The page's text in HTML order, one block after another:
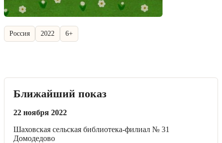
Россия 2022 6+
Ближайший показ
22 ноября 2022
Шаховская сельская библиотека-филиал № 31
Домодедово